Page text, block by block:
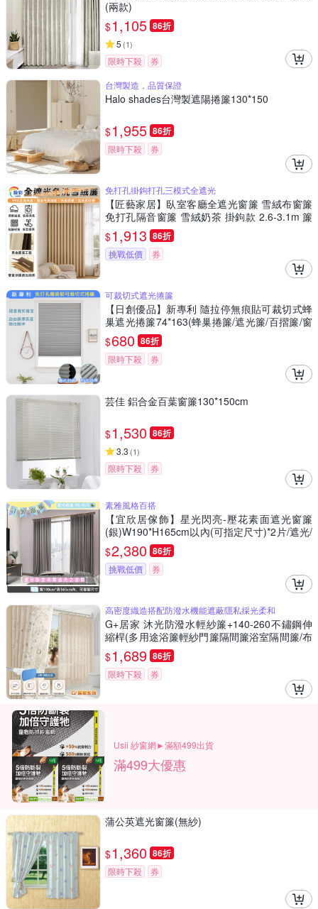
(兩款)
$1,105 86折
5 (1)
限時下殺
券
台灣製造，品質保證
Halo shades台灣製遮陽捲簾130*150
$1,955 86折
限時下殺 券
免打孔掛鉤打孔三模式全遮光
【匠藝家居】臥室客廳全遮光窗簾 雪絨布窗簾
免打孔隔音窗簾 雪絨奶茶 掛鉤款 2.6-3.1m 簾
子高度2.5米
$1,913 86折
挑戰低價 券
可裁切式遮光捲簾
【日創優品】新專利 隨拉停無痕貼可裁切式蜂
巢遮光捲簾74*163(蜂巢捲簾/遮光簾/百摺簾/窗
簾/門簾)
$680 86折
限時下殺 券
芸佳 鋁合金百葉窗簾130*150cm
$1,530 86折
3.3 (1)
限時下殺 券
素雅風格百搭
【宜欣居傢飾】星光閃亮-壓花素面遮光窗簾
(銀)W190*H165cm以內(可指定尺寸)*2片/遮光/
摺景/半腰/窗簾/台灣製MIT
$2,380 86折
挑戰低價 券
高密度織造搭配防潑水機能遮蔽隱私採光柔和
G+居家 沐光防潑水輕紗簾+140-260不鏽鋼伸
縮桿(多用途浴簾輕紗門簾隔間簾浴室隔間簾/布
藝浴簾/輕紗落地簾)
$1,689 86折
限時下殺 券
Usii 紗窗網►滿額499出貨
滿499大優惠
蒲公英遮光窗簾(無紗)
$1,360 86折
限時下殺 券